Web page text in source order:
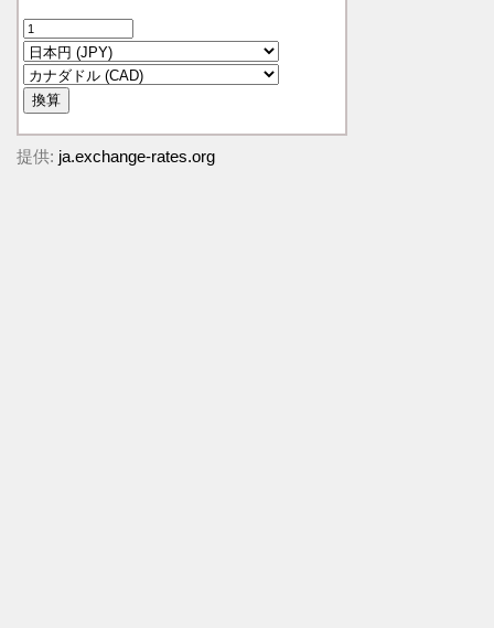
提供: ja.exchange-rates.org